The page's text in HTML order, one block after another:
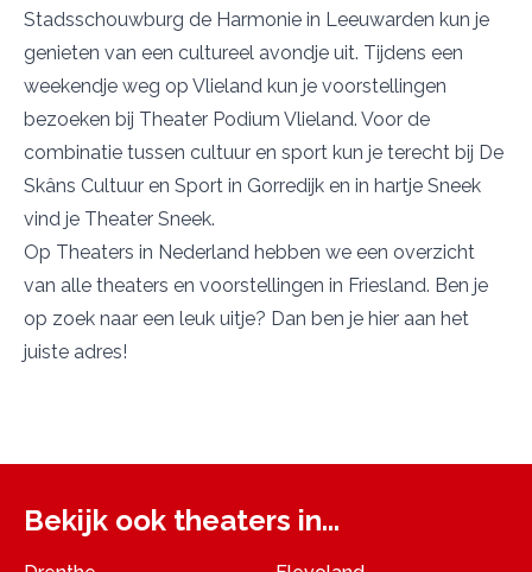
Stadsschouwburg de Harmonie in Leeuwarden kun je
genieten van een cultureel avondje uit. Tijdens een
weekendje weg op Vlieland kun je voorstellingen
bezoeken bij Theater Podium Vlieland. Voor de
combinatie tussen cultuur en sport kun je terecht bij De
Skâns Cultuur en Sport in Gorredijk en in hartje Sneek
vind je Theater Sneek.
Op Theaters in Nederland hebben we een overzicht
van alle theaters en voorstellingen in Friesland. Ben je
op zoek naar een leuk uitje? Dan ben je hier aan het
juiste adres!
Bekijk ook theaters in...